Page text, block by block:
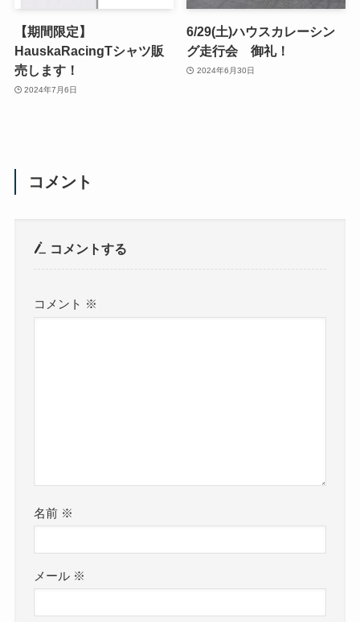
【期間限定】
HauskaRacingTシャツ販
売します！
2024年7月6日
6/29(土)ハウスカレーシン
グ走行会 御礼！
2024年6月30日
コメント
コメントする
コメント ※
名前 ※
メール ※